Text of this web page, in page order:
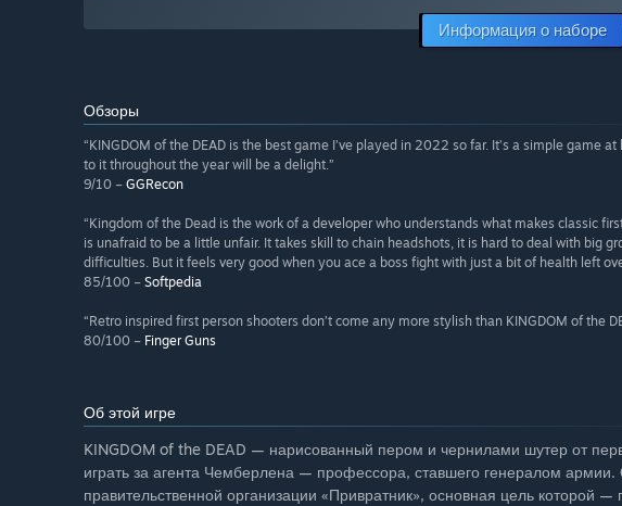
Информация о наборе
Обзоры
“KINGDOM of the DEAD is the best game I’ve played in 2022 so far. It’s a simple game
to it throughout the year will be a delight.”
9/10 – GGRecon
“Kingdom of the Dead is the work of a developer who understands what makes classic
is unafraid to be a little unfair. It takes skill to chain headshots, it is hard to deal with big
difficulties. But it feels very good when you ace a boss fight with just a bit of health left
85/100 – Softpedia
“Retro inspired first person shooters don’t come any more stylish than KINGDOM of the
80/100 – Finger Guns
Об этой игре
KINGDOM of the DEAD — нарисованный пером и чернилами шутер от
играть за агента Чемберлена — профессора, ставшего генералом армии.
правительственной организации «Привратник», основная цель которой